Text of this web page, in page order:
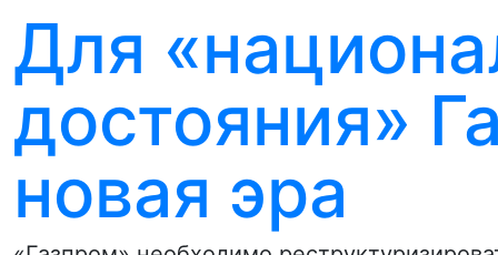
Для
достояния»
новая эра